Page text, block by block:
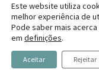
Este website utiliza
melhor experiência de
Pode saber mais
em definições.
Aceitar Rejeitar